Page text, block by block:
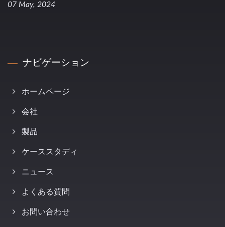
07 May, 2024
ナビゲーション
ホームページ
会社
製品
ケーススタディ
ニュース
よくある質問
お問い合わせ